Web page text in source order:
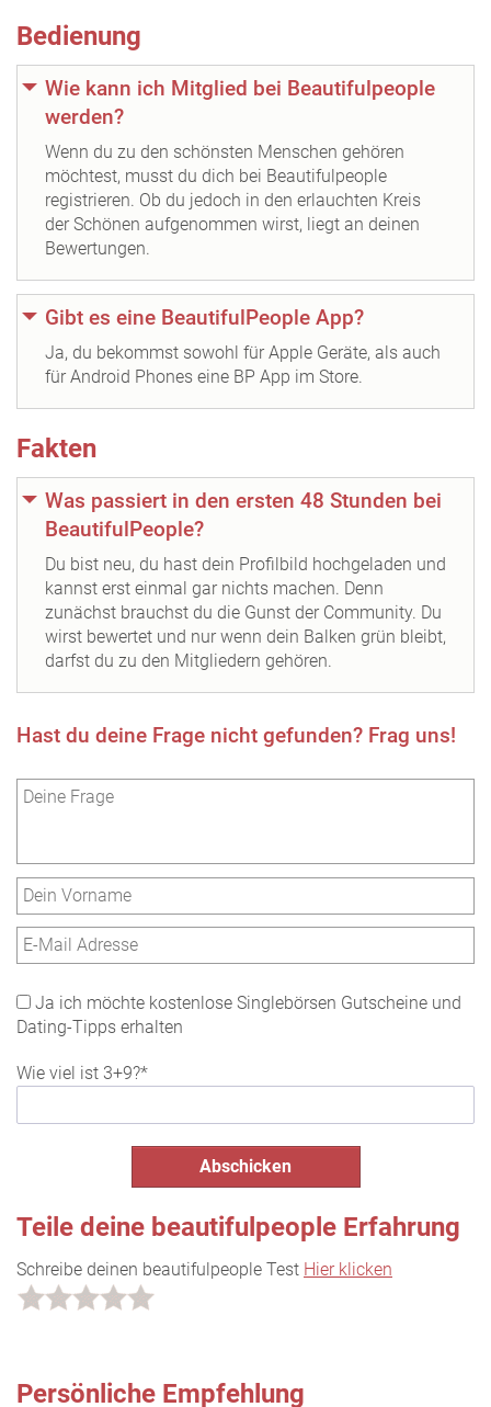
Bedienung
Wie kann ich Mitglied bei Beautifulpeople
werden?
Wenn du zu den schönsten Menschen gehören
möchtest, musst du dich bei Beautifulpeople
registrieren. Ob du jedoch in den erlauchten Kreis
der Schönen aufgenommen wirst, liegt an deinen
Bewertungen.
Gibt es eine BeautifulPeople App?
Ja, du bekommst sowohl für Apple Geräte, als auch
für Android Phones eine BP App im Store.
Fakten
Was passiert in den ersten 48 Stunden bei
BeautifulPeople?
Du bist neu, du hast dein Profilbild hochgeladen und
kannst erst einmal gar nichts machen. Denn
zunächst brauchst du die Gunst der Community. Du
wirst bewertet und nur wenn dein Balken grün bleibt,
darfst du zu den Mitgliedern gehören.
Hast du deine Frage nicht gefunden? Frag uns!
Ja ich möchte kostenlose Singlebörsen Gutscheine und
Dating-Tipps erhalten
Wie viel ist 3+9?*
Teile deine beautifulpeople Erfahrung
Schreibe deinen beautifulpeople Test Hier klicken
Persönliche Empfehlung